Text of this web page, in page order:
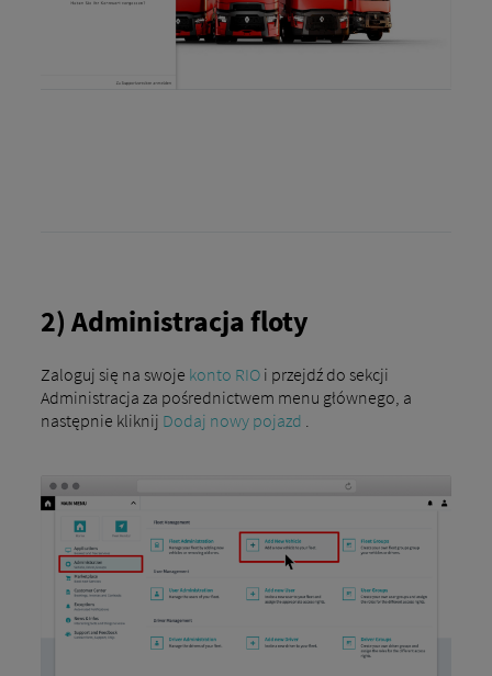
2) Administracja floty
Zaloguj się na swoje konto RIOi przejdź do sekcji
Administracja za pośrednictwem menu głównego, a
następnie kliknij Dodaj nowy pojazd